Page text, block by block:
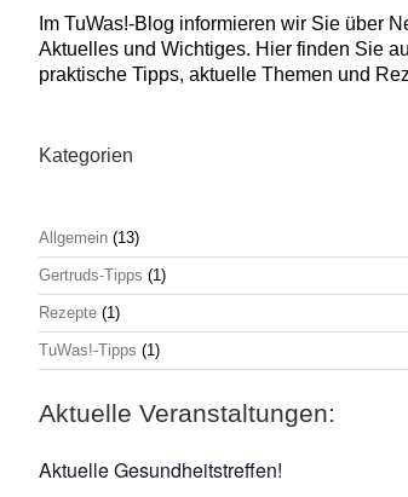
Im TuWas!-Blog informieren wir Sie über
Aktuelles und Wichtiges. Hier finden Sie
praktische Tipps, aktuelle Themen und
Kategorien
Allgemein (13)
Gertruds-Tipps (1)
Rezepte (1)
TuWas!-Tipps (1)
Aktuelle Veranstaltungen:
Aktuelle Gesundheitstreffen!